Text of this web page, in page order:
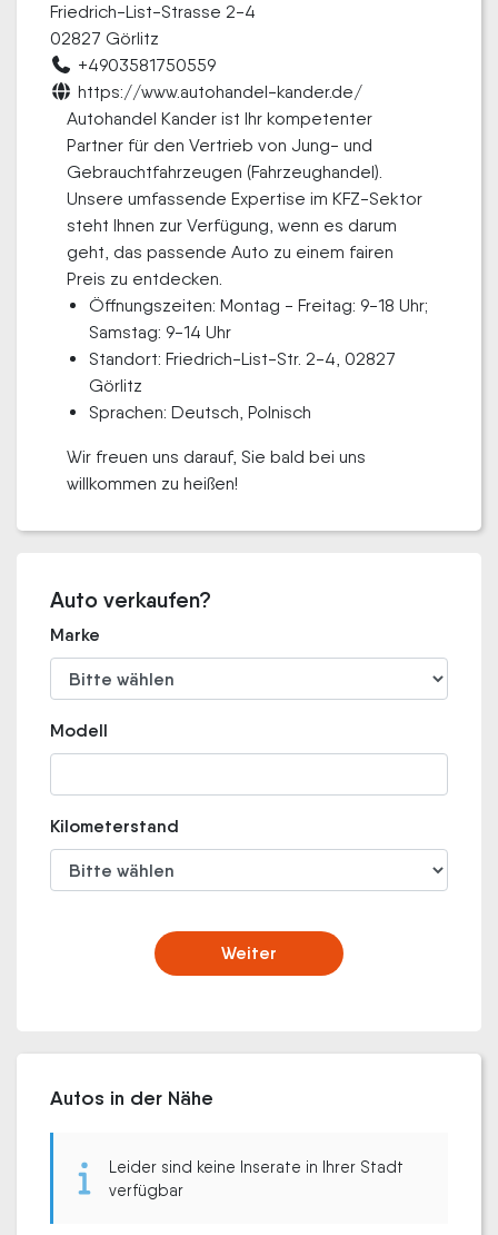
Friedrich-List-Strasse 2-4
02827 Görlitz
+4903581750559
https://www.autohandel-kander.de/
Autohandel Kander ist Ihr kompetenter
Partner für den Vertrieb von Jung- und
Gebrauchtfahrzeugen (Fahrzeughandel).
Unsere umfassende Expertise im KFZ-Sektor
steht Ihnen zur Verfügung, wenn es darum
geht, das passende Auto zu einem fairen
Preis zu entdecken.
Öffnungszeiten: Montag - Freitag: 9-18 Uhr;
Samstag: 9-14 Uhr
Standort: Friedrich-List-Str. 2-4, 02827
Görlitz
Sprachen: Deutsch, Polnisch
Wir freuen uns darauf, Sie bald bei uns
willkommen zu heißen!
Auto verkaufen?
Marke
Modell
Kilometerstand
Weiter
Autos in der Nähe
Leider sind keine Inserate in Ihrer Stadt
verfügbar